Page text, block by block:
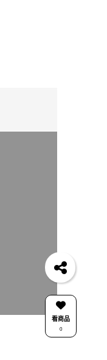
看商品
0